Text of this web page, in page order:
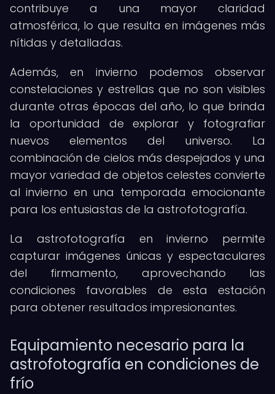
contribuye a una mayor claridad
atmosférica, lo que resulta en imágenes más
nítidas y detalladas.
Además, en invierno podemos observar
constelaciones y estrellas que no son visibles
durante otras épocas del año, lo que brinda
la oportunidad de explorar y fotografiar
nuevos elementos del universo. La
combinación de cielos más despejados y una
mayor variedad de objetos celestes convierte
al invierno en una temporada emocionante
para los entusiastas de la astrofotografía.
La astrofotografía en invierno permite
capturar imágenes únicas y espectaculares
del firmamento, aprovechando las
condiciones favorables de esta estación
para obtener resultados impresionantes.
Equipamiento necesario para la
astrofotografía en condiciones de
frío